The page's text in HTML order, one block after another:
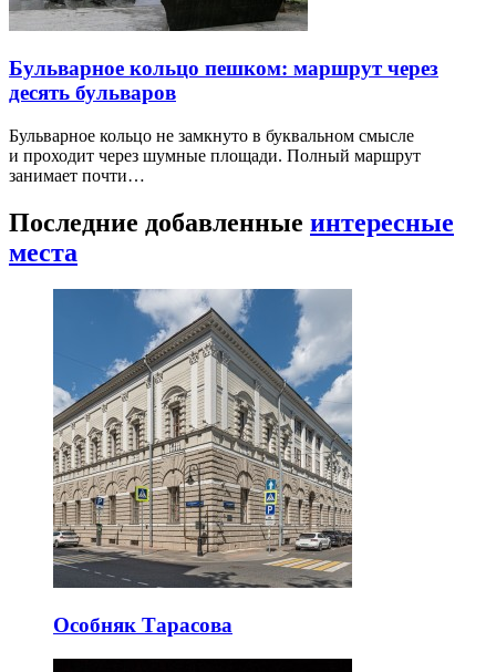
Бульварное кольцо пешком: маршрут через
десять бульваров
Бульварное кольцо не замкнуто в буквальном смысле
и проходит через шумные площади. Полный маршрут
занимает почти…
Последние добавленные интересные
места
Особняк Тарасова